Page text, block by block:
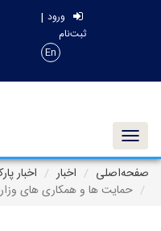
ورود |
ثبت‌نام
En
Toggle navigation
صفحه‌اصلی
اخبار
اخبار
حمایت ها و همکاری های